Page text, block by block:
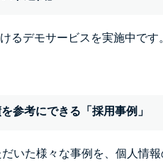
るデモサービスを実施中です
参考にできる「採用事例」
だいた様々な事例を、個人情